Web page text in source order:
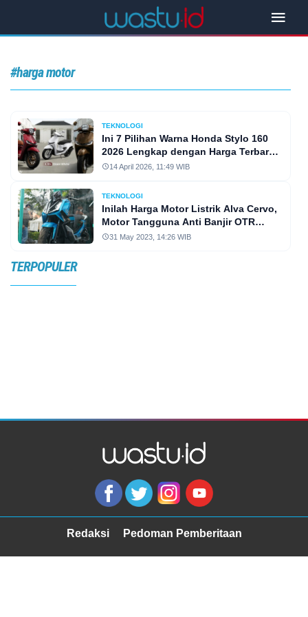
#harga motor
TEKNOLOGI
Ini 7 Pilihan Warna Honda Stylo 160
2026 Lengkap dengan Harga Terbaru
dan Promo April
14 April 2026, 11:49 WIB
TEKNOLOGI
Inilah Harga Motor Listrik Alva Cervo,
Motor Tangguna Anti Banjir OTR
Jakarta
31 May 2023, 14:26 WIB
TERPOPULER
Redaksi Pedoman Pemberitaan